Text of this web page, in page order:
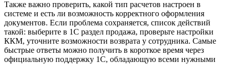
Также важно проверить, какой тип расчетов настроен в
системе и есть ли возможность корректного оформления
документов. Если проблема сохраняется, список действий
такой: выберите в 1С раздел продажа, проверьте настройки
ККМ, уточните возможности возврата у сотрудника. Самые
быстрые ответы можно получить в короткое время через
официальную поддержку 1С, обладающую всеми нужными